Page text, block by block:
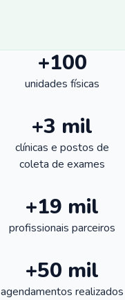
+100
unidades físicas
+3 mil
clínicas e postos de
coleta de exames
+19 mil
profissionais parceiros
+50 mil
agendamentos realizados